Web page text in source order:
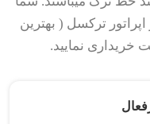
ترکسل ( بهترین
خریداری نمایید.